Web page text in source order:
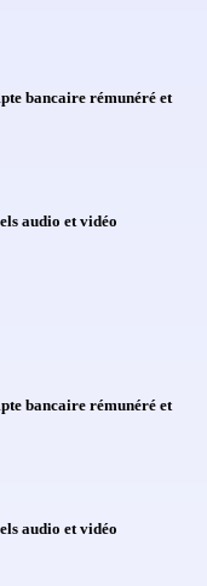
bancaire rémunéré et
audio et vidéo
bancaire rémunéré et
audio et vidéo